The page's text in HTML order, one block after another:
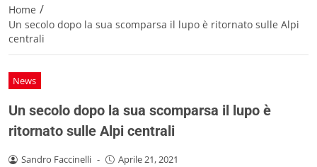
Home /
Un secolo dopo la sua scomparsa il lupo è ritornato sulle Alpi
centrali
News
Un secolo dopo la sua scomparsa il lupo è
ritornato sulle Alpi centrali
Sandro Faccinelli - Aprile 21, 2021